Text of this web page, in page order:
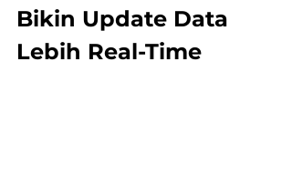
Bikin Update Data
Lebih Real-Time